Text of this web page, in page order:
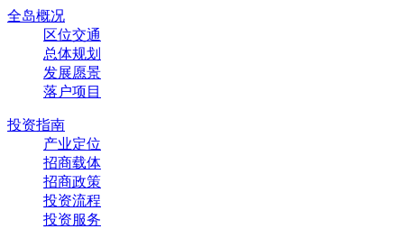
全岛概况
区位交通
总体规划
发展愿景
落户项目
投资指南
产业定位
招商载体
招商政策
投资流程
投资服务